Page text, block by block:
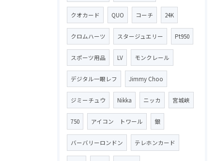
クオカード QUO コーチ 24K
クロムハーツ スタージュエリー Pt950
スポーツ用品 LV モンクレール
デジタル一眼レフ Jimmy Choo
ジミーチュウ Nikka ニッカ 宮城峡
750 アイコン トワール 銀
バーバリーロンドン テレホンカード